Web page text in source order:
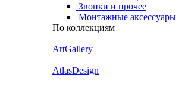
Звонки и прочее
Монтажные аксессуары
По коллекциям
ArtGallery
AtlasDesign